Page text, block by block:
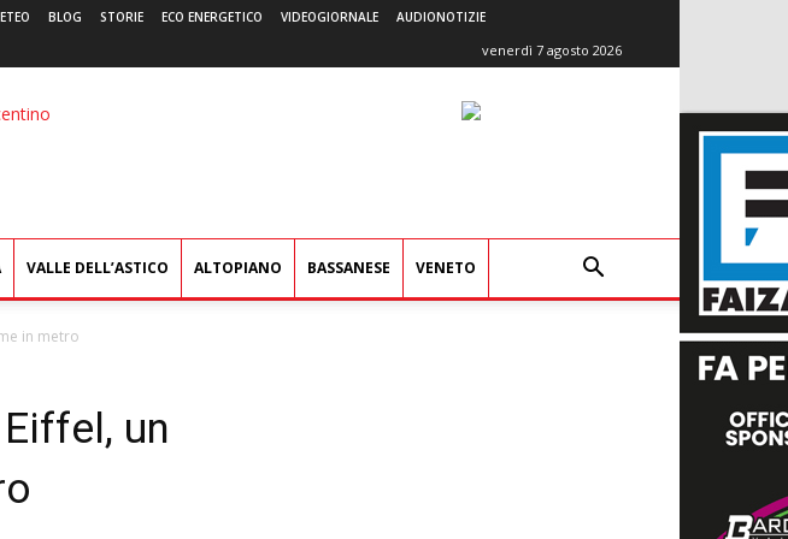
BLOG STORIE ECO ENERGETICO VIDEOGIORNALE AUDIONOTIZIE
venerdì 7 agosto 2026
VALLE DELL’ASTICO ALTOPIANO BASSANESE VENETO
in metro
un